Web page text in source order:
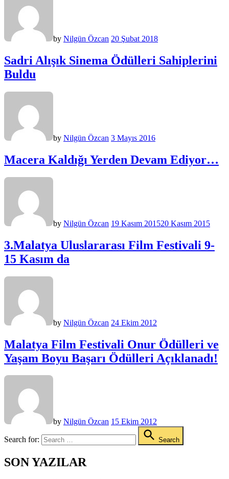
by Nilgün Özcan 20 Şubat 2018
Sadri Alışık Sinema Ödülleri Sahiplerini
Buldu
by Nilgün Özcan 3 Mayıs 2016
Macera Kaldığı Yerden Devam Ediyor…
by Nilgün Özcan 19 Kasım 201520 Kasım 2015
3.Malatya Uluslararası Film Festivali 9-
15 Kasım da
by Nilgün Özcan 24 Ekim 2012
Malatya Film Festivali Onur Ödülleri ve
Yaşam Boyu Başarı Ödülleri Açıklanadı!
by Nilgün Özcan 15 Ekim 2012
Search for: Search
SON YAZILAR